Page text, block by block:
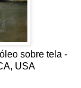
sobre tela -
USA